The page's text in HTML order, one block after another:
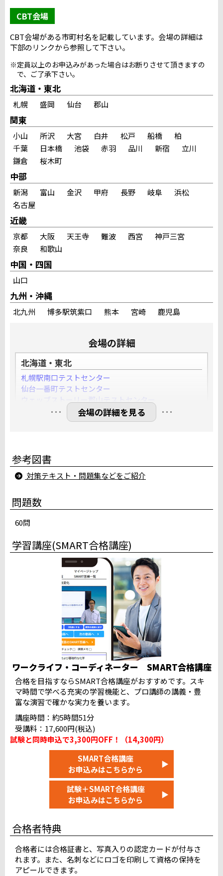
CBT会場
CBT会場がある市町村名を記載しています。会場の詳細は
下部のリンクから参照して下さい。
※定員以上のお申込みがあった場合はお断りさせて頂きますの
で、ご了承下さい。
北海道・東北
札幌 盛岡 仙台 郡山
関東
小山 所沢 大宮 白井 松戸 船橋
柏
千葉
日本橋 池袋 赤羽 品川 新宿
立川
鎌倉
桜木町
中部
新潟 富山 金沢 甲府 長野 岐阜
浜松
名古屋
近畿
京都 大阪 天王寺 難波 西宮
神戸三宮
奈良
和歌山
中国・四国
山口
九州・沖縄
北九州 博多駅筑紫口 熊本 宮崎 鹿児島
会場の詳細
北海道・東北
札幌駅南口テストセンター
仙台一番町テストセンター
ウェッブストーリー郡山テストセンター
YESパソコン学院盛岡大通テストセンター
満席
小山駅西口テストセンター
所沢駅南口テストセンター
大宮駅前テストセンター（川村建設第一ビル）
みのり台パソコン教室テストセンター
サンアイルス船橋テストセンター
スタディＰＣネット柏校
iSERVE八重洲日本橋テストセンター
iSERVE池袋東口テストセンター５階
赤羽駅東口テストセンター（２階会場）
新宿駅前テストセンター（Daiwa西新宿ビル）
立川柴崎町テストセンター
桜木町テストセンター
品川駅高輪口テストセンター
満席
ホームコンじゅく鎌倉教室テストセンター
パソコン教室ダイマック新潟大学前駅テストセンター
JESパソコンスクール甲府テストセンター
ピュアパソコンスクール長野テストセンター
岐阜駅前テストセンター
＠りこ浜松テストセンター
名古屋国際センタービルテストセンター
富山テストセンター
満席
L&Lコンピュータスクール金沢校
満席
烏丸御池テストセンター 10F
大阪駅前テストセンター（4F）
難波テストセンター（なんば池田ビル）
神戸三宮テストセンター
近鉄奈良駅前テストセンター
和歌山十番丁テストセンター
阪急西宮北口駅前テストセンター
… 会場の詳細を見る …
参考図書
対策テキスト・問題集などをご紹介
問題数
60問
学習講座(SMART合格講座)
ワークライフ・コーディネーター SMART合格講座
合格を目指すならSMART合格講座がおすすめです。スキ
マ時間で学べる充実の学習機能と、プロ講師の講義・豊
富な演習で確かな実力を養います。
講座時間：約5時間51分
受講料：17,600円(税込)
試験と同時申込で3,300円OFF！（14,300円）
SMART合格講座
お申込みはこちらから
▶
試験＋SMART合格講座
お申込みはこちらから
▶
合格者特典
合格者には合格証書と、写真入りの認定カードが付与さ
れます。また、名刺などにロゴを印刷して資格の保持を
アピールできます。